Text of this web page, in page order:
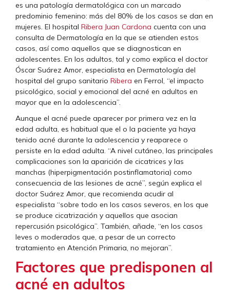
es una patología dermatológica con un marcado
predominio femenino: más del 80% de los casos se dan en
mujeres. El hospital Ribera Juan Cardona cuenta con una
consulta de Dermatología en la que se atienden estos
casos, así como aquellos que se diagnostican en
adolescentes. En los adultos, tal y como explica el doctor
Óscar Suárez Amor, especialista en Dermatología del
hospital del grupo sanitario Ribera en Ferrol, “el impacto
psicológico, social y emocional del acné en adultos en
mayor que en la adolescencia”.
Aunque el acné puede aparecer por primera vez en la
edad adulta, es habitual que el o la paciente ya haya
tenido acné durante la adolescencia y reaparece o
persiste en la edad adulta. “A nivel cutáneo, las principales
complicaciones son la aparición de cicatrices y las
manchas (hiperpigmentación postinflamatoria) como
consecuencia de las lesiones de acné”, según explica el
doctor Suárez Amor, que recomienda acudir al
especialista “sobre todo en los casos severos, en los que
se produce cicatrización y aquellos que asocian
repercusión psicológica”. También, añade, “en los casos
leves o moderados que, a pesar de un correcto
tratamiento en Atención Primaria, no mejoran”.
Factores que predisponen al
acné en adultos